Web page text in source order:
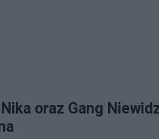
oraz Gang